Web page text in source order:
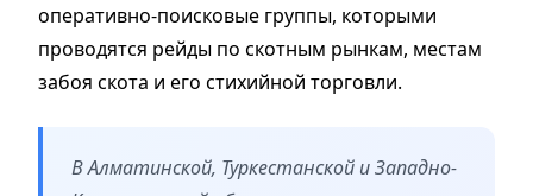
оперативно-поисковые группы, которыми
проводятся рейды по скотным рынкам, местам
забоя скота и его стихийной торговли.
В Алматинской, Туркестанской и Западно-